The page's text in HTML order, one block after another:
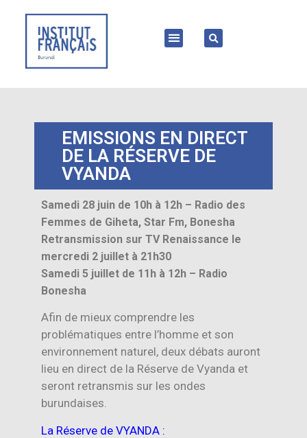
EMISSIONS EN DIRECT
DE LA RÉSERVE DE
VYANDA
Samedi 28 juin de 10h à 12h – Radio des
Femmes de Giheta, Star Fm, Bonesha
Retransmission sur TV Renaissance le
mercredi 2 juillet à 21h30
Samedi 5 juillet de 11h à 12h – Radio
Bonesha
Afin de mieux comprendre les
problématiques entre l’homme et son
environnement naturel, deux débats auront
lieu en direct de la Réserve de Vyanda et
seront retransmis sur les ondes
burundaises.
La Réserve de VYANDA :